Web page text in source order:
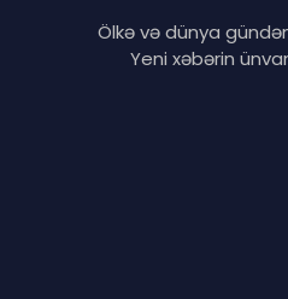
Ölkə və dünya
Yeni xəbərin